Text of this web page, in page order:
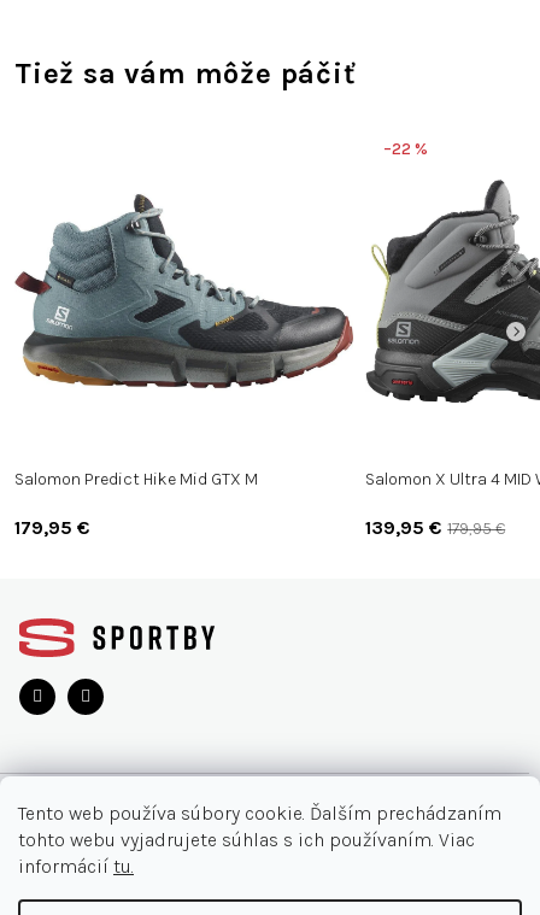
Tento web používa súbory cookie. Ďalším prechádzaním
tohto webu vyjadrujete súhlas s ich používaním. Viac
informácií tu.
Tiež sa vám môže páčiť
Salomon Predict Hike Mid GTX M
179,95 €
–22 %
Salomon X Ultra 4 MID
139,95 € 179,95 €
e
O NÁKUPE
Moja objednávka
Najčastejšie otázky
INFORMÁCIE